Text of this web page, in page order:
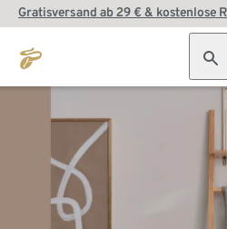
Gratisversand ab 29 € & kostenlose